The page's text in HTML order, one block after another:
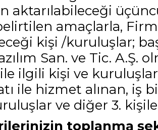
aktarılabileceği
amaçlarla,
kişi /kuruluşlar;
San. ve Tic.
ilgili kişi ve
ile hizmet alınan, iş
ve diğer 3.
toplanma